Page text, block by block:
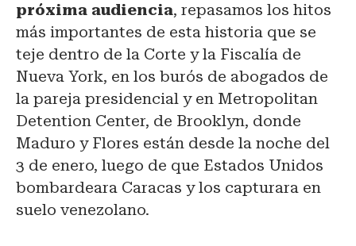
próxima audiencia, repasamos los hitos
más importantes de esta historia que se
teje dentro de la Corte y la Fiscalía de
Nueva York, en los burós de abogados de
la pareja presidencial y en Metropolitan
Detention Center, de Brooklyn, donde
Maduro y Flores están desde la noche del
3 de enero, luego de que Estados Unidos
bombardeara Caracas y los capturara en
suelo venezolano.